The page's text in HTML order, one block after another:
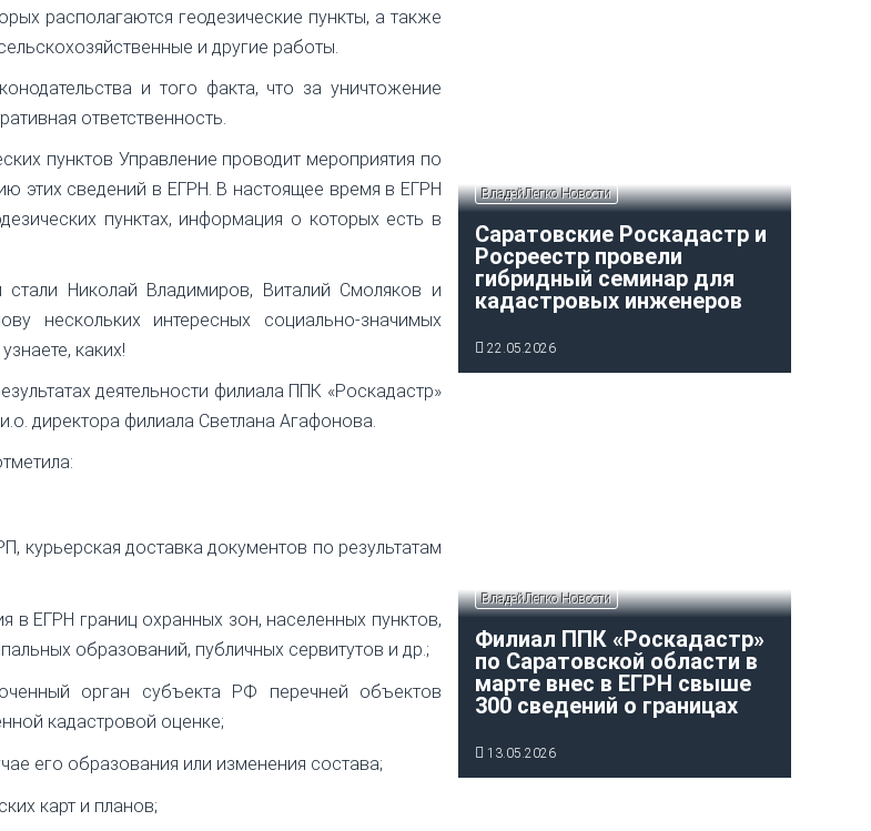
располагаются геодезические пункты, а также
и другие работы.
и того факта, что за уничтожение
ответственность.
пунктов Управление проводит мероприятия по
этих сведений в ЕГРН. В настоящее время в ЕГРН
пунктах, информация о которых есть в
Николай Владимиров, Виталий Смоляков и
нескольких интересных социально-значимых
каких!
деятельности филиала ППК «Роскадастр»
директора филиала Светлана Агафонова.
курьерская доставка документов по результатам
в ЕГРН границ охранных зон, населенных пунктов,
образований, публичных сервитутов и др.;
орган субъекта РФ перечней объектов
кадастровой оценке;
его образования или изменения состава;
карт и планов;
ВладейЛегко Новости
Саратовские Роскадастр и
Росреестр провели
гибридный семинар для
кадастровых инженеров
22.05.2026
ВладейЛегко Новости
Филиал ППК «Роскадастр»
по Саратовской области в
марте внес в ЕГРН свыше
300 сведений о границах
13.05.2026